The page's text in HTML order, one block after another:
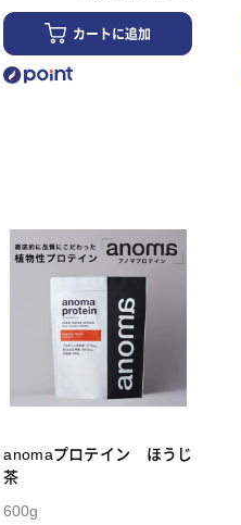
カートに追加
anomaプロテイン ほうじ
茶
600g